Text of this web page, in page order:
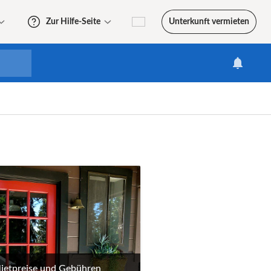
Zur Hilfe-Seite
Deutschland
Unterkunft vermieten

und Gebühren